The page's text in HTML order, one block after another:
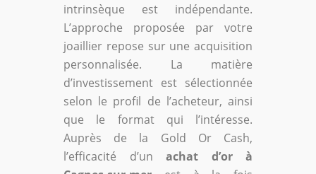
intrinsèque est indépendante.
L’approche proposée par votre
joaillier repose sur une acquisition
personnalisée. La matière
d’investissement est sélectionnée
selon le profil de l’acheteur, ainsi
que le format qui l’intéresse.
Auprès de la Gold Or Cash,
l’efficacité d’un achat d’or à